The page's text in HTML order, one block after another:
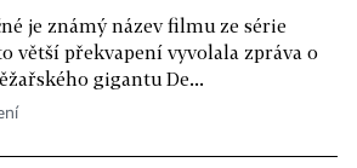
je známý název filmu ze série
větší překvapení vyvolala zpráva o
gigantu De...